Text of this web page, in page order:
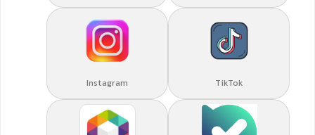
TikTok
Instagram